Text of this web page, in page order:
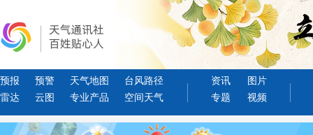
预报 预警 天气地图
台风路径
雷达
云图 专业产品 空间天气
资讯
图片
专题
视频